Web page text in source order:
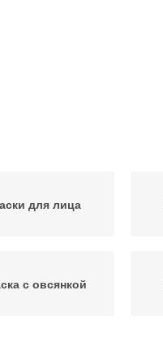
для лица
с овсянкой